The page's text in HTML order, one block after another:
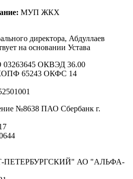
МУП ЖКХ
директора, Абдуллаев
на основании Устава
ОКВЭД 36.00
65243 ОКФС 14
№8638 ПАО Сбербанк г.
ПЕТЕРБУРГСКИЙ" АО "АЛЬФА-